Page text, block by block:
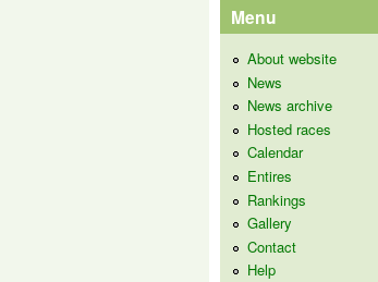
Menu
About website
News
News archive
Hosted races
Calendar
Entires
Rankings
Gallery
Contact
Help